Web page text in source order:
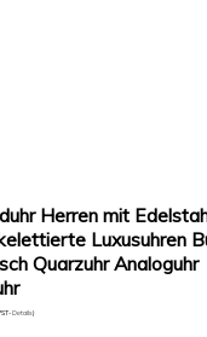
Herren mit
Luxusuhren
Quarzuhr Analoguhr
Details)